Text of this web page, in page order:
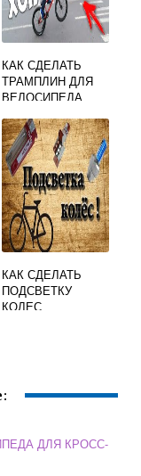
КАК СДЕЛАТЬ
ТРАМПЛИН ДЛЯ
ВЕЛОСИПЕДА
КАК СДЕЛАТЬ
ПОДСВЕТКУ
КОЛЕС
ДЛЯ КРОСС-